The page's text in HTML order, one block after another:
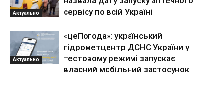
Актуально
сервісу по всій Україні
Актуально
«цеПогода»: український
гідрометцентр ДСНС України у
тестовому режимі запускає
власний мобільний застосунок